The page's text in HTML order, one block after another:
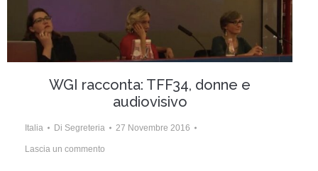
WGI racconta: TFF34, donne e
audiovisivo
Italia Di Segreteria 27 Novembre 2016
Lascia un commento